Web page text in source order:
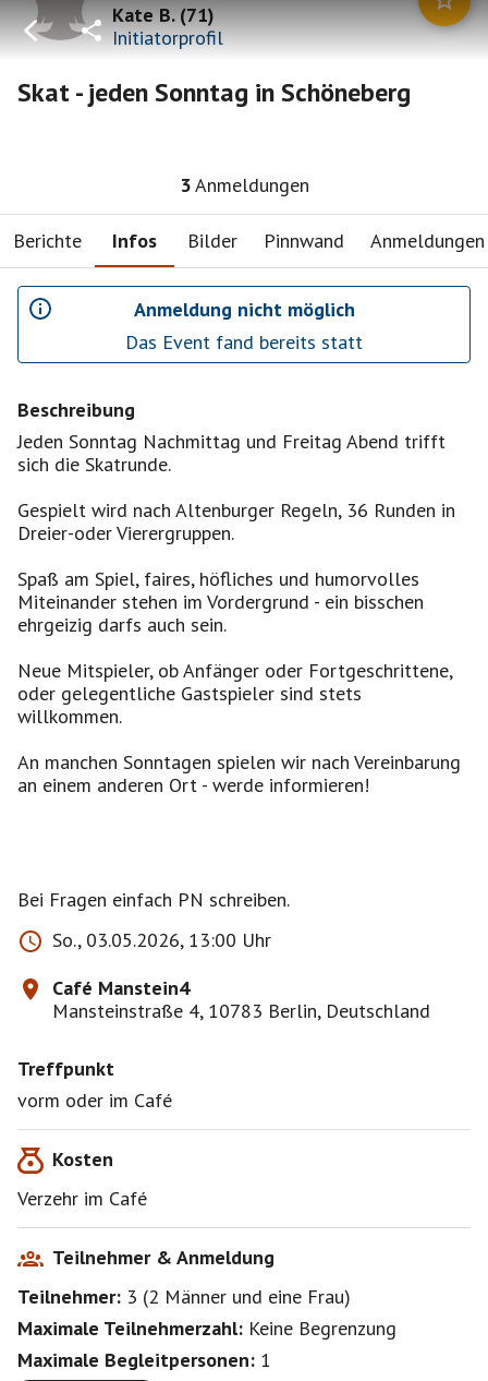
Kate B.(71)
Initiatorprofil
Skat - jeden Sonntag in Schöneberg
3Anmeldungen
Berichte Infos Bilder Pinnwand Anmeldungen
Anmeldung nicht möglich
Das Event fand bereits statt
Beschreibung
Jeden Sonntag Nachmittag und Freitag Abend trifft
sich die Skatrunde.
Gespielt wird nach Altenburger Regeln, 36 Runden in
Dreier-oder Vierergruppen.
Spaß am Spiel, faires, höfliches und humorvolles
Miteinander stehen im Vordergrund - ein bisschen
ehrgeizig darfs auch sein.
Neue Mitspieler, ob Anfänger oder Fortgeschrittene,
oder gelegentliche Gastspieler sind stets
willkommen.
An manchen Sonntagen spielen wir nach Vereinbarung
an einem anderen Ort - werde informieren!
So., 03.05.2026, 13:00 Uhr
Café Manstein4
Mansteinstraße 4, 10783 Berlin, Deutschland
Treffpunkt
vorm oder im Café
Kosten
Verzehr im Café
Teilnehmer & Anmeldung
Teilnehmer: 3 (2 Männer und eine Frau)
Maximale Teilnehmerzahl: Keine Begrenzung
Maximale Begleitpersonen: 1